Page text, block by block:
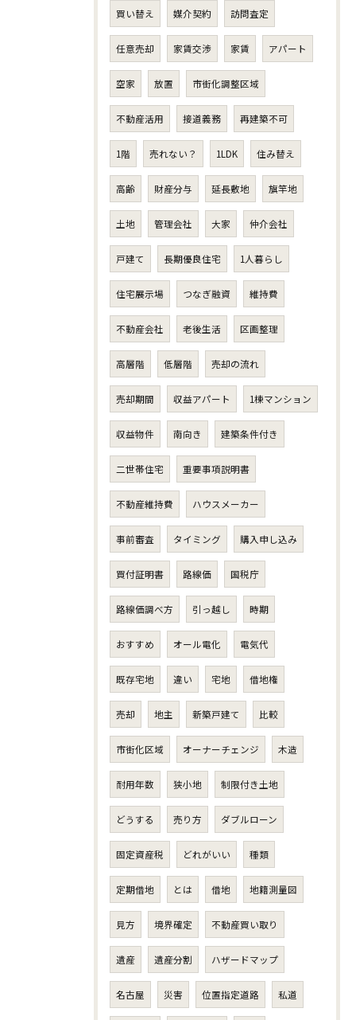
買い替え 媒介契約 訪問査定
任意売却 家賃交渉 家賃 アパート
空家 放置 市街化調整区域
不動産活用 接道義務 再建築不可
1階 売れない？ 1LDK 住み替え
高齢 財産分与 延長敷地 旗竿地
土地 管理会社 大家 仲介会社
戸建て 長期優良住宅 1人暮らし
住宅展示場 つなぎ融資 維持費
不動産会社 老後生活 区画整理
高層階 低層階 売却の流れ
売却期間 収益アパート 1棟マンション
収益物件 南向き 建築条件付き
二世帯住宅 重要事項説明書
不動産維持費 ハウスメーカー
事前審査 タイミング 購入申し込み
買付証明書 路線価 国税庁
路線価調べ方 引っ越し 時期
おすすめ オール電化 電気代
既存宅地 違い 宅地 借地権
売却 地主 新築戸建て 比較
市街化区域 オーナーチェンジ 木造
耐用年数 狭小地 制限付き土地
どうする 売り方 ダブルローン
固定資産税 どれがいい 種類
定期借地 とは 借地 地籍測量図
見方 境界確定 不動産買い取り
遺産 遺産分割 ハザードマップ
名古屋 災害 位置指定道路 私道